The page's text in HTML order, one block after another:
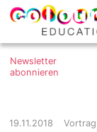
Skip
colour.education
Farbe
entdecken
Was ist
Ziele und
Impressum
Newsletter
abonnieren
19.11.2018 Vortrag